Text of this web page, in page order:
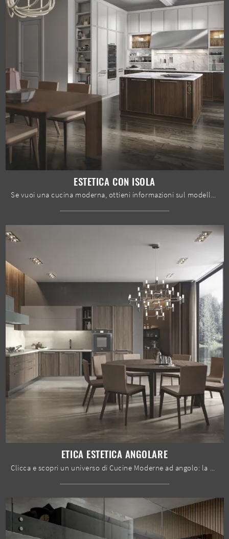
ESTETICA CON ISOLA
Se vuoi una cucina moderna, ottieni informazioni sul modello Estetica con isola Home Cucine.
ETICA ESTETICA ANGOLARE